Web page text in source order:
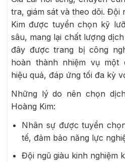
tra, giám sát và theo dõi. Đội
Kim được tuyển chọn kỹ
sâu, mang lại chất lượng
đây được trang bị công
hoàn thành nhiệm vụ một
hiệu quả, đáp ứng tối đa kỳ
Những lý do nên chọn
Hoàng Kim:
Nhân sự được tuyển
tế, đảm bảo năng lực
Đội ngũ giàu kinh nghiệm